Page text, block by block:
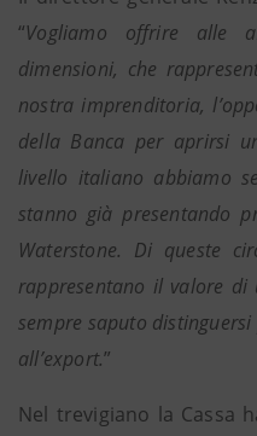
“Vogliamo offrire alle
dimensioni, che
nostra imprenditoria,
della Banca per aprirsi
livello italiano abbiamo
stanno già presentando
Waterstone. Di queste
rappresentano il valore
sempre saputo
all’export.”
Nel trevigiano la Cassa